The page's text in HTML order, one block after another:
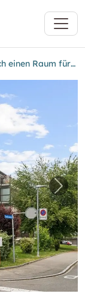
Benötigen Sie noch einen Raum für Ihr Hobby?
noch